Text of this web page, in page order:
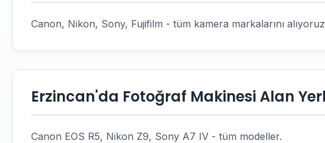
Canon, Nikon, Sony, Fujifilm - tüm kamera markalarını
Erzincan'da Fotoğraf Makinesi Alan
Canon EOS R5, Nikon Z9, Sony A7 IV - tüm modeller.